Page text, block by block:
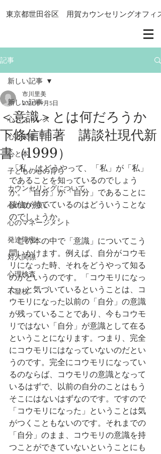
東京都世田谷区 用賀カウンセリングオフ
記事
新しい記事
心とストレス
心と栄養
心と本
子どもの心の育ち
カウンセリングについて
心の取り扱い
心のマネージメント
発達障害
対人関係
心理検査
不登校
新しい記事
＜意識＞とは何だろうか
下條信輔著 講談社現代新
書（1999）
市川里美
2021年9月5日
「私」はどうやって、「私」が「私」
であることを知っているのでしょう
か。「自分」が「自分」であることに
確信が持てているのはどういうことな
のでしょうか。
この本の中で「意識」についてこう
問いかけます。例えば、自分がコウモ
リになった時、それをどうやって知る
のかというのです。「コウモリになっ
た」と気づいているということは、コ
ウモリになった以前の「自分」の意識
が残っていることであり、今もコウモ
リではない「自分」が意識として在る
ということになります。つまり、完全
にコウモリにはなっていないのだとい
うのです。完全にコウモリになってい
るのならば、コウモリの意識となって
いるはずで、以前の自分のことはもう
そこにはないはずなのです。ですので
「コウモリになった」ということは気
がつくこともないのです。それまでの
「自分」のまま、コウモリの意識を持
つことができていないということにも